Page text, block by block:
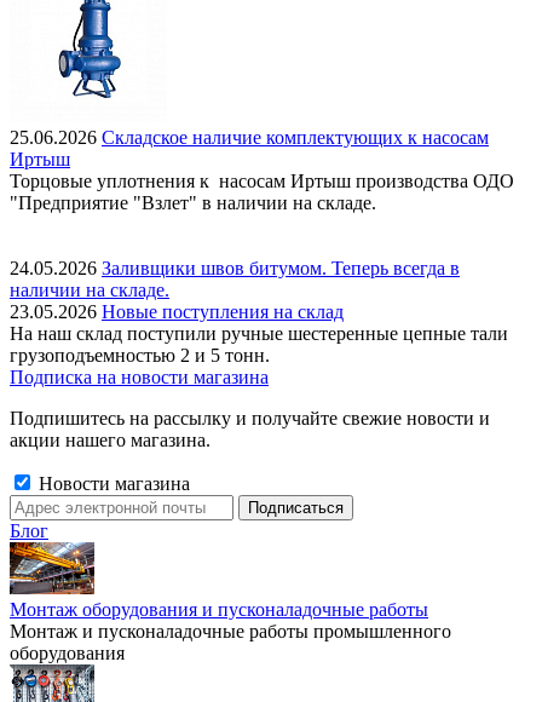
25.06.2026 Складское наличие комплектующих к насосам
Иртыш
Торцовые уплотнения к насосам Иртыш производства ОДО
"Предприятие "Взлет" в наличии на складе.
24.05.2026 Заливщики швов битумом. Теперь всегда в
наличии на складе.
23.05.2026 Новые поступления на склад
На наш склад поступили ручные шестеренные цепные тали
грузоподъемностью 2 и 5 тонн.
Подписка на новости магазина
Подпишитесь на рассылку и получайте свежие новости и
акции нашего магазина.
Новости магазина
Блог
Монтаж оборудования и пусконаладочные работы
Монтаж и пусконаладочные работы промышленного
оборудования